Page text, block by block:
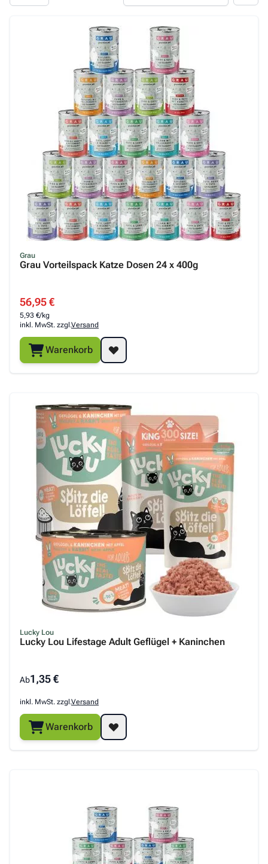
Grau Josera Kattovit
Leonardo
Lunderland Macs Magnusson
Markus
Mühle
Miamor MjAMjAM
The
Goodstuff
Wildcat
Grau
Grau Vorteilspack Katze Dosen 24 x 400g
Special Price
56,95 €
5,93 €/kg
inkl. MwSt. zzgl.Versand
Warenkorb
Lucky Lou
Lucky Lou Lifestage Adult Geflügel + Kaninchen
Ab1,35 €
inkl. MwSt. zzgl.Versand
Warenkorb